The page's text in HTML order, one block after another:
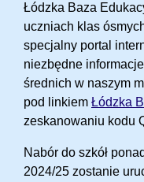
Łódzka Baza
uczniach klas
specjalny portal
niezbędne
średnich w naszym
pod linkiem Łódzka
zeskanowaniu kodu
Nabór do szkół
2024/25 zostanie